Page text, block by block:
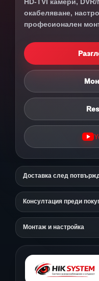
окабеляване,
професионален
Доставка след
Консултация преди
Монтаж и настройка